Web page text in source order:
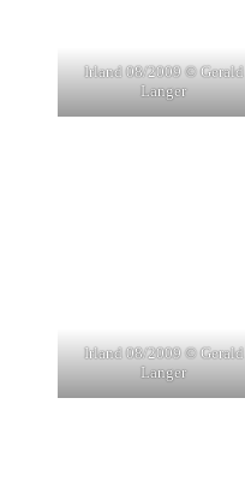
Irland 08/2009 © Gerald
Langer
Irland 08/2009 © Gerald
Langer